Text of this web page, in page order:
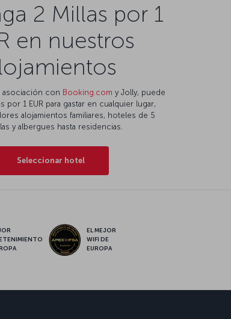
2 Millas por 1
en nuestros
asociación con Booking.com y Jolly, puede
por 1 EUR para gastar en cualquier lugar,
alojamientos familiares, hoteles de 5
y albergues hasta residencias.
Seleccionar hotel
EL MEJOR
WIFI DE
EUROPA